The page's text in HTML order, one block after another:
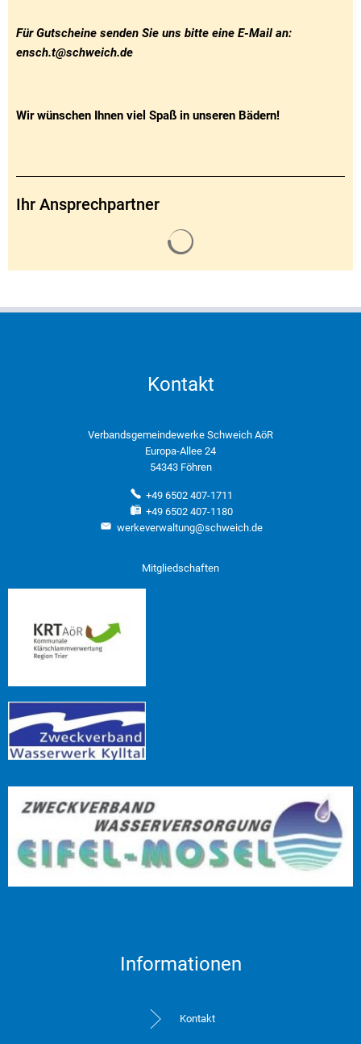
Für Gutscheine senden Sie uns bitte eine E-Mail an:
ensch.t@schweich.de
Wir wünschen Ihnen viel Spaß in unseren Bädern!
Ihr Ansprechpartner
Kontakt
Verbandsgemeindewerke Schweich AöR
Europa-Allee 24
54343 Föhren
+49 6502 407-1711
+49 6502 407-1180
werkeverwaltung@schweich.de
Mitgliedschaften
Informationen
Kontakt